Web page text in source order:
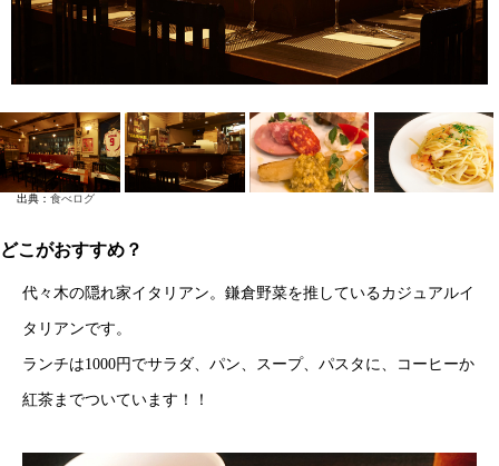
出典： 食べログ
どこがおすすめ？
代々木の隠れ家イタリアン。鎌倉野菜を推しているカジュアルイ
タリアンです。
ランチは1000円でサラダ、パン、スープ、パスタに、コーヒーか
紅茶までついています！！